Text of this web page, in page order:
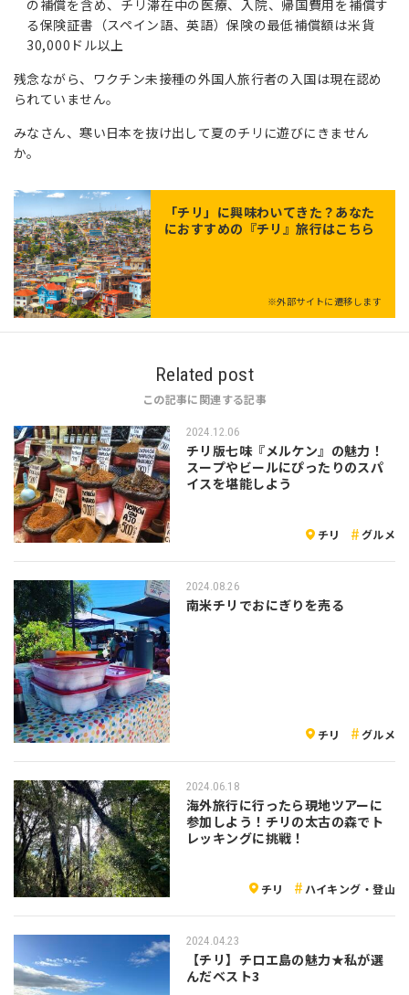
の補償を含め、チリ滞在中の医療、入院、帰国費用を補償す
る保険証書（スペイン語、英語）保険の最低補償額は米貨
30,000ドル以上
残念ながら、ワクチン未接種の外国人旅行者の入国は現在認め
られていません。
みなさん、寒い日本を抜け出して夏のチリに遊びにきません
か。
「チリ」に興味わいてきた？あなた
におすすめの『チリ』旅行はこちら
※外部サイトに遷移します
Related post
この記事に関連する記事
2024.12.06
チリ版七味『メルケン』の魅力！
スープやビールにぴったりのスパ
イスを堪能しよう
チリ グルメ
2024.08.26
南米チリでおにぎりを売る
チリ グルメ
2024.06.18
海外旅行に行ったら現地ツアーに
参加しよう！チリの太古の森でト
レッキングに挑戦！
チリ ハイキング・登山
2024.04.23
【チリ】チロエ島の魅力★私が選
んだベスト3